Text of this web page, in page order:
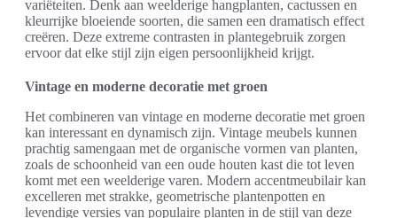
variëteiten. Denk aan weelderige hangplanten, cactussen en
kleurrijke bloeiende soorten, die samen een dramatisch effect
creëren. Deze extreme contrasten in plantegebruik zorgen
ervoor dat elke stijl zijn eigen persoonlijkheid krijgt.
Vintage en moderne decoratie met groen
Het combineren van vintage en moderne decoratie met groen
kan interessant en dynamisch zijn. Vintage meubels kunnen
prachtig samengaan met de organische vormen van planten,
zoals de schoonheid van een oude houten kast die tot leven
komt met een weelderige varen. Modern accentmeubilair kan
excelleren met strakke, geometrische plantenpotten en
levendige versies van populaire planten in de stijl van deze